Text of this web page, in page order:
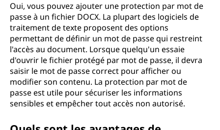
Oui, vous pouvez ajouter une protection par mot de
passe à un fichier DOCX. La plupart des logiciels de
traitement de texte proposent des options
permettant de définir un mot de passe qui restreint
l'accès au document. Lorsque quelqu'un essaie
d'ouvrir le fichier protégé par mot de passe, il devra
saisir le mot de passe correct pour afficher ou
modifier son contenu. La protection par mot de
passe est utile pour sécuriser les informations
sensibles et empêcher tout accès non autorisé.